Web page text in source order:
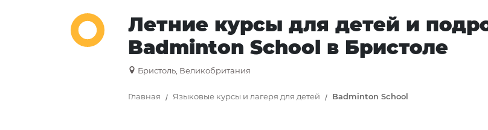
Летние курсы для детей и
Badminton School в Бристоле
Бристоль, Великобритания
Главная Языковые курсы и лагеря для детей Badminton School